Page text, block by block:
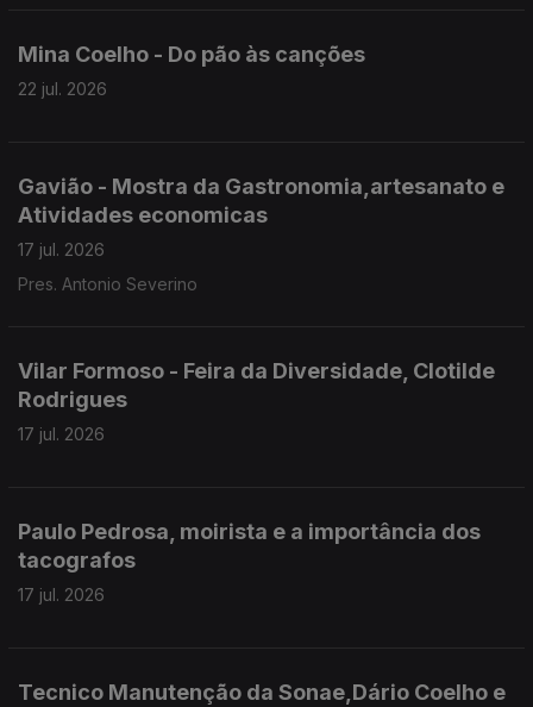
Mina Coelho - Do pão às canções
22 jul. 2026
Gavião - Mostra da Gastronomia,artesanato e
Atividades economicas
17 jul. 2026
Pres. Antonio Severino
Vilar Formoso - Feira da Diversidade, Clotilde
Rodrigues
17 jul. 2026
Paulo Pedrosa, moirista e a importância dos
tacografos
17 jul. 2026
Tecnico Manutenção da Sonae,Dário Coelho e